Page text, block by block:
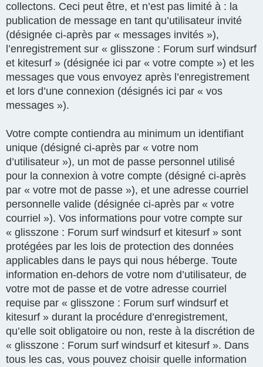
collectons. Ceci peut être, et n’est pas limité à : la
publication de message en tant qu’utilisateur invité
(désignée ci-après par « messages invités »),
l’enregistrement sur « glisszone : Forum surf windsurf
et kitesurf » (désignée ici par « votre compte ») et les
messages que vous envoyez après l’enregistrement
et lors d’une connexion (désignés ici par « vos
messages »).
Votre compte contiendra au minimum un identifiant
unique (désigné ci-après par « votre nom
d’utilisateur »), un mot de passe personnel utilisé
pour la connexion à votre compte (désigné ci-après
par « votre mot de passe »), et une adresse courriel
personnelle valide (désignée ci-après par « votre
courriel »). Vos informations pour votre compte sur
« glisszone : Forum surf windsurf et kitesurf » sont
protégées par les lois de protection des données
applicables dans le pays qui nous héberge. Toute
information en-dehors de votre nom d’utilisateur, de
votre mot de passe et de votre adresse courriel
requise par « glisszone : Forum surf windsurf et
kitesurf » durant la procédure d’enregistrement,
qu’elle soit obligatoire ou non, reste à la discrétion de
« glisszone : Forum surf windsurf et kitesurf ». Dans
tous les cas, vous pouvez choisir quelle information